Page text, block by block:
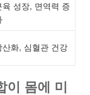
육 성장, 면역력 증
산화, 심혈관 건강
이 몸에 미